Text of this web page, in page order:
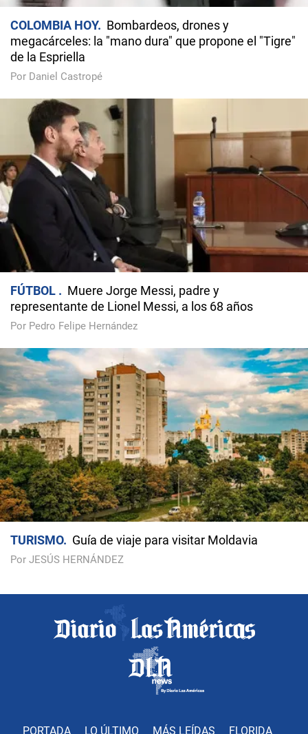
COLOMBIA HOY
Bombardeos, drones y
megacárceles: la "mano dura" que propone el "Tigre"
de la Espriella
Por Daniel Castropé
FÚTBOL
Muere Jorge Messi, padre y
representante de Lionel Messi, a los 68 años
Por Pedro Felipe Hernández
TURISMO Guía de viaje para visitar Moldavia
Por JESÚS HERNÁNDEZ
PORTADA LO ÚLTIMO MÁS LEÍDAS FLORIDA